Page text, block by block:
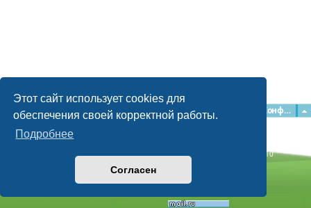
Этот сайт использует cookies для
обеспечения своей корректной работы.
Подробнее
Согласен
Главная Форумы Конфиденциальность
Наша команда
Time: 0.049s| Peak Memory Usage: 2.15 МБ | GZIP: Off |
Queries: 10
© phpBB Guru, 2004—2026
Powered by
Style byArtodia